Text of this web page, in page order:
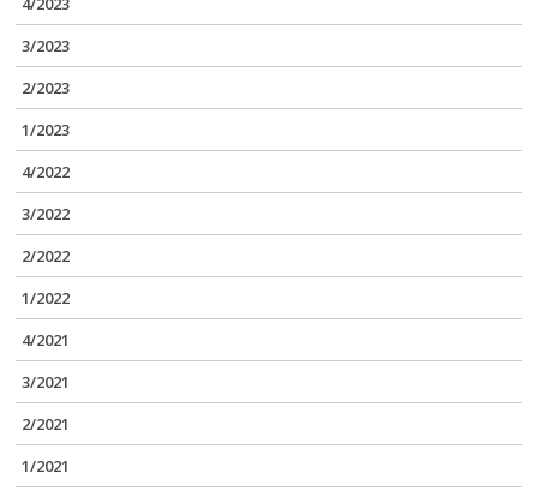
3/2023
2/2023
1/2023
4/2022
3/2022
2/2022
1/2022
4/2021
3/2021
2/2021
1/2021